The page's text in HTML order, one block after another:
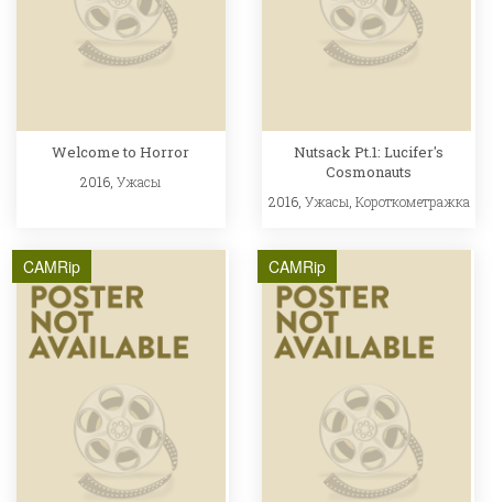
Welcome to Horror
2016,Ужасы
Nutsack Pt.1: Lucifer's
Cosmonauts
2016, Ужасы Короткометражка
CAMRip CAMRip